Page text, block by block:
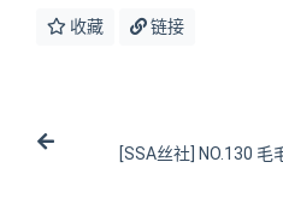
收藏 链接
[SSA丝社] NO.130